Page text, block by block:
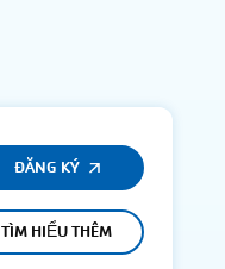
ĐĂNG KÝ
TÌM HIỂU THÊM